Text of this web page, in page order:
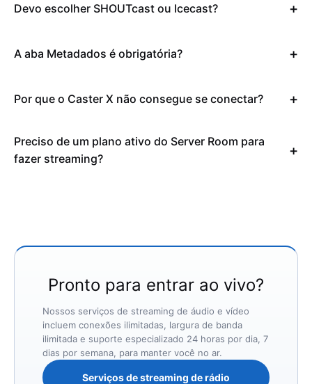
Devo escolher SHOUTcast ou Icecast?
A aba Metadados é obrigatória?
Por que o Caster X não consegue se conectar?
Preciso de um plano ativo do Server Room para
fazer streaming?
Pronto para entrar ao vivo?
Nossos serviços de streaming de áudio e vídeo
incluem conexões ilimitadas, largura de banda
ilimitada e suporte especializado 24 horas por dia, 7
dias por semana, para manter você no ar.
Serviços de streaming de rádio